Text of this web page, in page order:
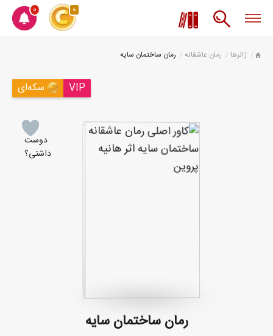
0 0
ژانرها رمان عاشقانه رمان ساختمان سایه
سکه‌ای VIP
دوست
داشتی؟
رمان ساختمان سایه